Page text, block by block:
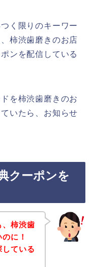
く限りのキーワー
柿渋歯磨きのお店
ンを配信している
を柿渋歯磨きのお
いたら、お知らせ
クーポンを
、柿渋歯
に！
ている